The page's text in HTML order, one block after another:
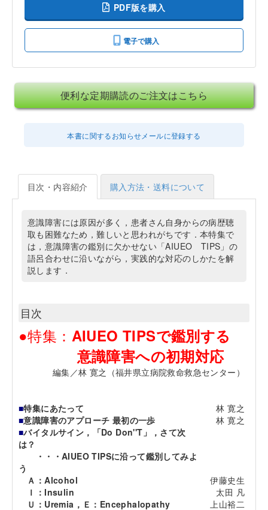
PDF版を購入
電子で購入
便利な定期購読のご注文はこちら
本書に関するお知らせメールに登録する
目次・内容紹介 購入方法・送料について
意識障害には原因が多く，患者さん自身からの病歴聴
取も困難なため，難しいと思われがちです．本特集で
は，意識障害の鑑別に欠かせない「AIUEO TIPS」の
語呂合わせに沿いながら，実践的な対応のしかたを解
説します．
目次
●特集： AIUEO TIPSで鑑別する
意識障害への初期対応
編集／林 寛之（福井県立病院救命救急センター）
■特集にあたって
林 寛之
■意識障害のアプローチ 最初の一歩
林 寛之
■バイタルサイン，「Do Don''T」，さて次
は？
・・・AIUEO TIPSに沿って鑑別してみよ
う
Ａ：Alcohol
伊藤史生
Ｉ：Insulin
太田 凡
Ｕ：Uremia，Ｅ：Encephalopathy
上山裕二